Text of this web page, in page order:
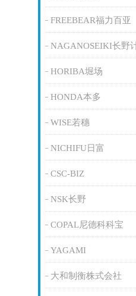
FREEBEAR福力百亚
NAGANOSEIKI长野
HORIBA堀场
HONDA本多
WISE若穗
NICHIFU日富
CSC-BIZ
NSK长野
COPAL尼德科科宝
YAGAMI
大和制衡株式会社